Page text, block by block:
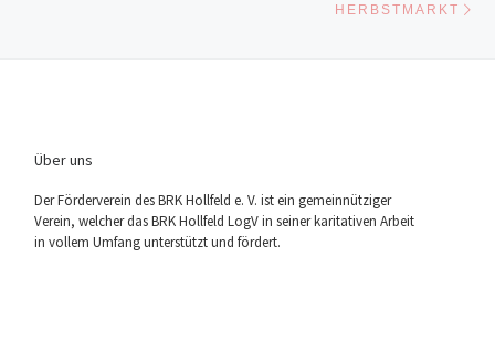
HERBSTMARKT
Über uns
Der För­der­ver­ein des BRK Holl­feld e. V. ist ein gemein­nüt­zi­ger
Ver­ein, wel­cher das BRK Holl­feld LogV in sei­ner kari­ta­ti­ven Arbeit
in vol­lem Umfang unter­stützt und fördert.